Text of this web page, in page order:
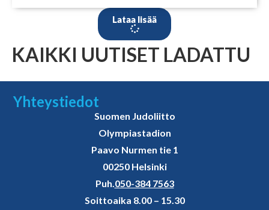
Lataa lisää
KAIKKI UUTISET LADATTU
Yhteystiedot
Suomen Judoliitto
Olympiastadion
Paavo Nurmen tie 1
00250 Helsinki
Puh.050-384 7563
Soittoaika 8.00 – 15.30